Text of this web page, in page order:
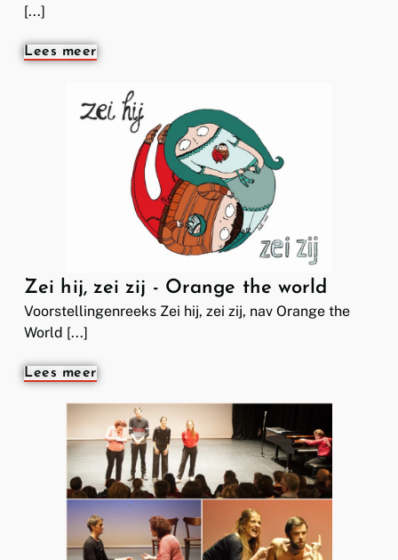
[...]
Lees meer
Zei hij, zei zij - Orange the world
Voorstellingenreeks Zei hij, zei zij, nav Orange the
World [...]
Lees meer